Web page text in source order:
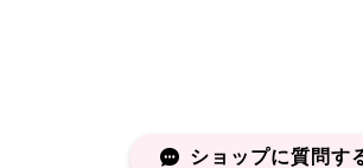
ショップに質問す